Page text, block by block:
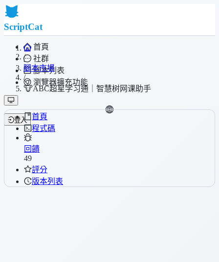
ScriptCat
首頁
社群
腳本列表
瀏覽器擴充功能
登入
/
腳本市場
/
🐮ABC超星学习通｜智慧树网课助手
首頁
程式碼
回饋
49
評分
版本列表